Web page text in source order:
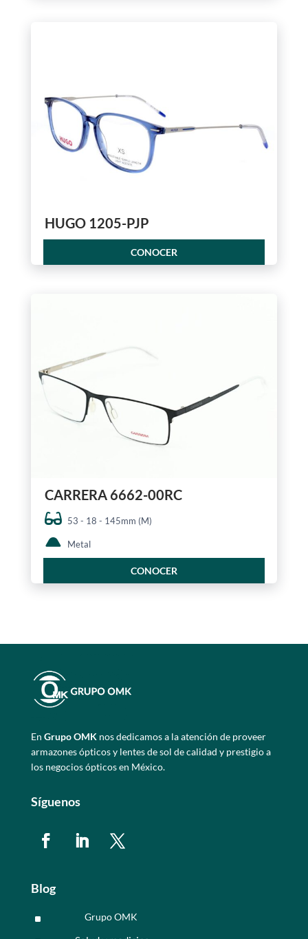
HUGO 1205-PJP
CONOCER
CARRERA 6662-00RC
53 - 18 - 145mm (M)
Metal
CONOCER
En Grupo OMKnos dedicamos a la atención de proveer
armazones ópticos y lentes de sol de calidad y prestigio a
los negocios ópticos en México.
Síguenos
Blog
^ Grupo OMK